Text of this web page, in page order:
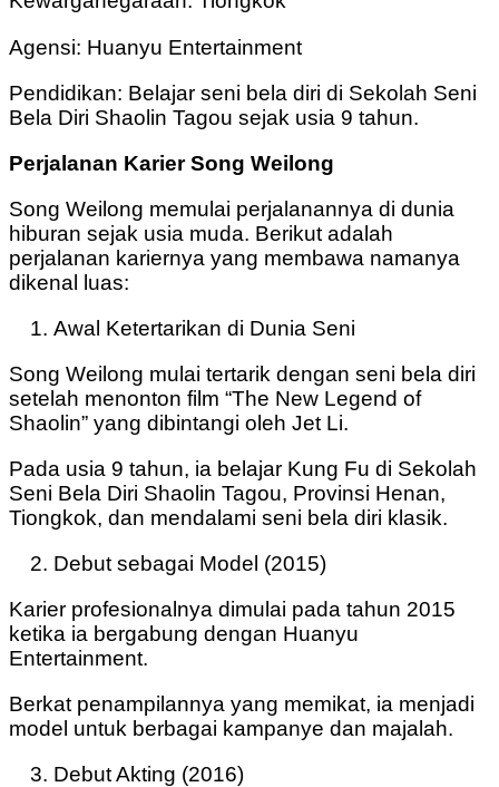
Agensi: Huanyu Entertainment
Pendidikan: Belajar seni bela diri di Sekolah Seni
Bela Diri Shaolin Tagou sejak usia 9 tahun.
Perjalanan Karier Song Weilong
Song Weilong memulai perjalanannya di dunia
hiburan sejak usia muda. Berikut adalah
perjalanan kariernya yang membawa namanya
dikenal luas:
Awal Ketertarikan di Dunia Seni
Song Weilong mulai tertarik dengan seni bela diri
setelah menonton film “The New Legend of
Shaolin” yang dibintangi oleh Jet Li.
Pada usia 9 tahun, ia belajar Kung Fu di Sekolah
Seni Bela Diri Shaolin Tagou, Provinsi Henan,
Tiongkok, dan mendalami seni bela diri klasik.
Debut sebagai Model (2015)
Karier profesionalnya dimulai pada tahun 2015
ketika ia bergabung dengan Huanyu
Entertainment.
Berkat penampilannya yang memikat, ia menjadi
model untuk berbagai kampanye dan majalah.
Debut Akting (2016)